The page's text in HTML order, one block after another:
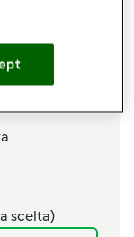
scelta)